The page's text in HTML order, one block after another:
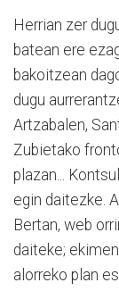
Herrian zer
batean ere
bakoitzean
dugu
Artzabalen,
Zubietako
plazan...
egin daitezke.
Bertan, web
daiteke;
alorreko plan